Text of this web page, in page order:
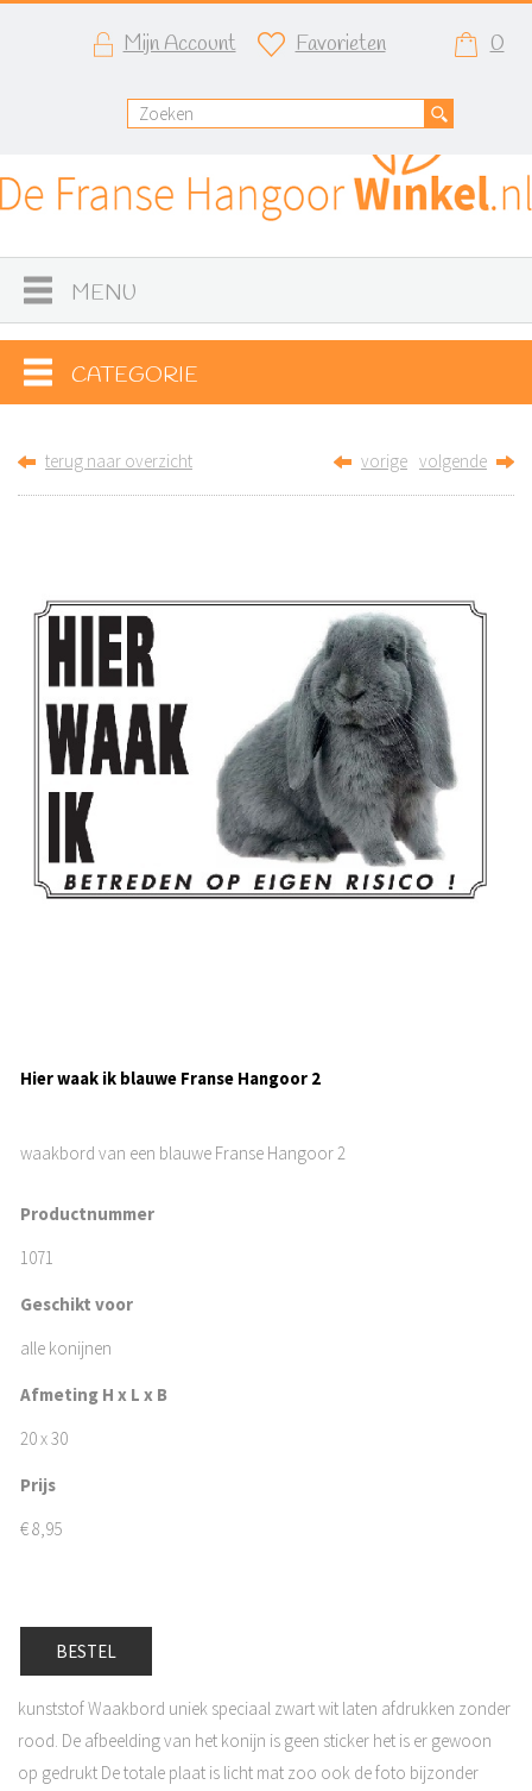
Mijn Account Favorieten 0
MENU
CATEGORIE
terug naar overzicht vorige volgende
Hier waak ik blauwe Franse Hangoor 2
waakbord van een blauwe Franse Hangoor 2
Productnummer
1071
Geschikt voor
alle konijnen
Afmeting H x L x B
20 x 30
Prijs
€8,95
BESTEL
kunststof Waakbord uniek speciaal zwart wit laten afdrukken zonder
rood. De afbeelding van het konijn is geen sticker het is er gewoon
op gedrukt De totale plaat is licht mat zoo ook de foto bijzonder